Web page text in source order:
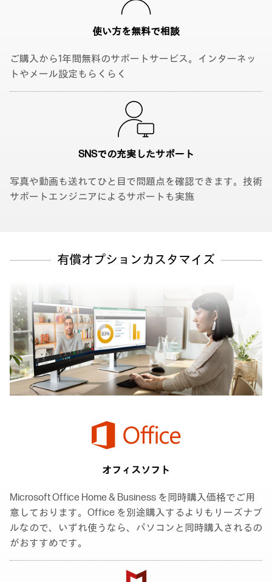
使い方を無料で相談
ご購入から1年間無料のサポートサービス。インターネッ
トやメール設定もらくらく
SNSでの充実したサポート
写真や動画も送れてひと目で問題点を確認できます。技術
サポートエンジニアによるサポートも実施
有償オプションカスタマイズ
オフィスソフト
Microsoft Office Home & Business を同時購入価格でご用
意しております。Office を別途購入するよりもリーズナブ
ルなので、いずれ使うなら、パソコンと同時購入されるの
がおすすめです。